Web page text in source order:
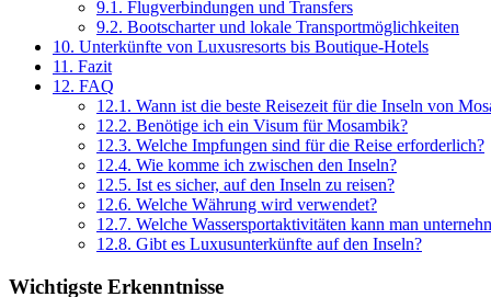
9.1. Flugverbindungen und Transfers
9.2. Bootscharter und lokale Transportmöglichkeiten
10. Unterkünfte von Luxusresorts bis Boutique-Hotels
11. Fazit
12. FAQ
12.1. Wann ist die beste Reisezeit für die Inseln von
12.2. Benötige ich ein Visum für Mosambik?
12.3. Welche Impfungen sind für die Reise erforderlich?
12.4. Wie komme ich zwischen den Inseln?
12.5. Ist es sicher, auf den Inseln zu reisen?
12.6. Welche Währung wird verwendet?
12.7. Welche Wassersportaktivitäten kann man
12.8. Gibt es Luxusunterkünfte auf den Inseln?
Wichtigste Erkenntnisse